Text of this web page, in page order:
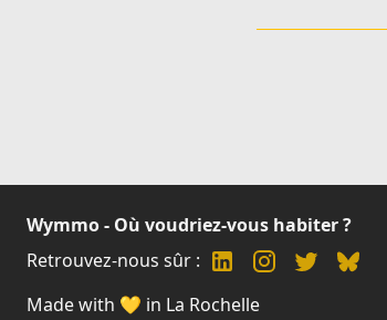
Wymmo - Où voudriez-vous habiter ?
Retrouvez-nous sûr :
Made with 💛 in La Rochelle